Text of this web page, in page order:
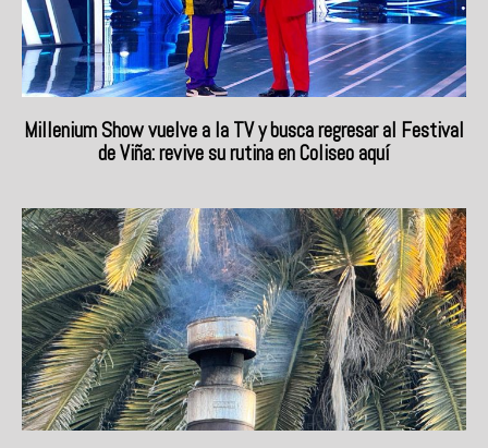
Millenium Show vuelve a la TV y busca regresar al Festival
de Viña: revive su rutina en Coliseo aquí